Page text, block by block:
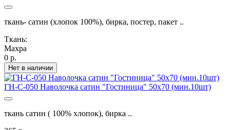
ткань- сатин (хлопок 100%), бирка, постер, пакет ..
Ткань:
Махра
0 р.
Нет в наличии
ГН-С-050 Наволочка сатин "Гостиница" 50х70 (мин.10шт)
ткань сатин ( 100% хлопок), бирка ..